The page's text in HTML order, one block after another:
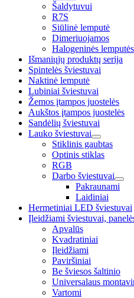
Šaldytuvui
R7S
Siūlinė lemputė
Dimeriuojamos
Halogeninės lemputės
Išmaniųjų produktų serija
Spintelės šviestuvai
Naktinė lemputė
Lubiniai šviestuvai
Žemos įtampos juostelės
Aukštos įtampos juostelės
Sandėlių šviestuvai
Lauko šviestuvai
Stiklinis gaubtas
Optinis stiklas
RGB
Darbo šviestuvai
Pakraunami
Laidiniai
Hermetiniai LED šviestuvai
Įleidžiami šviestuvai,
Apvalūs
Kvadratiniai
Įleidžiami
Paviršiniai
Be šviesos šaltinio
Universalaus
Vartomi